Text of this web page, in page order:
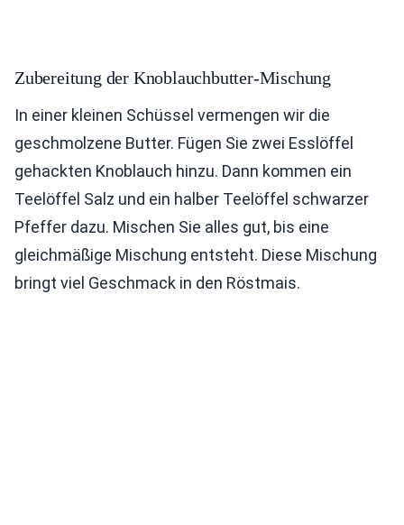
Zubereitung der Knoblauchbutter-Mischung
In einer kleinen Schüssel vermengen wir die
geschmolzene Butter. Fügen Sie zwei Esslöffel
gehackten Knoblauch hinzu. Dann kommen ein
Teelöffel Salz und ein halber Teelöffel schwarzer
Pfeffer dazu. Mischen Sie alles gut, bis eine
gleichmäßige Mischung entsteht. Diese Mischung
bringt viel Geschmack in den Röstmais.